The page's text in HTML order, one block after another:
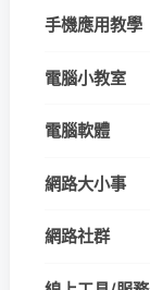
手機應用教學
電腦小教室
電腦軟體
網路大小事
網路社群